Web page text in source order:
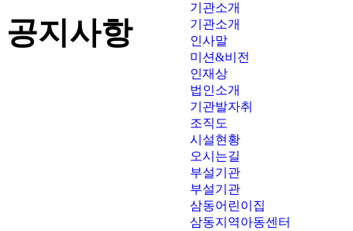
기관소개
기관소개
인사말
미션&비전
인재상
법인소개
기관발자취
조직도
시설현황
오시는길
부설기관
부설기관
삼동어린이집
삼동지역아동센터
공지사항